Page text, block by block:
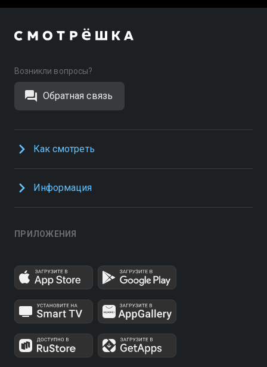
Возникли вопросы?
Обратная связь
Как смотреть
Информация
ПРИЛОЖЕНИЯ